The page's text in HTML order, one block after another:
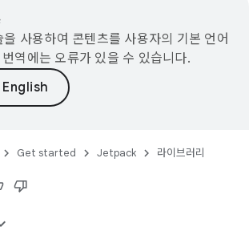
사용하여 콘텐츠를 사용자의 기본 언어
역에는 오류가 있을 수 있습니다.
Get started Jetpack 라이브러리